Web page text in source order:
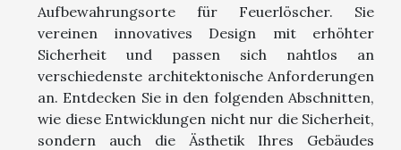
Aufbewahrungsorte für Feuerlöscher. Sie
vereinen innovatives Design mit erhöhter
Sicherheit und passen sich nahtlos an
verschiedenste architektonische Anforderungen
an. Entdecken Sie in den folgenden Abschnitten,
wie diese Entwicklungen nicht nur die Sicherheit,
sondern auch die Ästhetik Ihres Gebäudes